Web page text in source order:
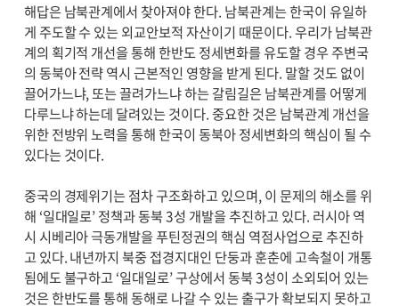
해답은 남북관계에서 찾아져야 한다. 남북관계는 한국이 유일하
게 주도할 수 있는 외교안보적 자산이기 때문이다. 우리가 남북관
계의 획기적 개선을 통해 한반도 정세변화를 유도할 경우 주변국
의 동북아 전략 역시 근본적인 영향을 받게 된다. 말할 것도 없이
끌어가느냐, 또는 끌려가느냐 하는 갈림길은 남북관계를 어떻게
다루느냐 하는데 달려있는 것이다. 중요한 것은 남북관계 개선을
위한 전방위 노력을 통해 한국이 동북아 정세변화의 핵심이 될 수
있다는 것이다.
중국의 경제위기는 점차 구조화하고 있으며, 이 문제의 해소를 위
해 ‘일대일로’ 정책과 동북 3성 개발을 추진하고 있다. 러시아 역
시 시베리아 극동개발을 푸틴정권의 핵심 역점사업으로 추진하
고 있다. 내년까지 북중 접경지대인 단둥과 훈춘에 고속철이 개통
됨에도 불구하고 ‘일대일로’ 구상에서 동북 3성이 소외되어 있는
것은 한반도를 통해 동해로 나갈 수 있는 출구가 확보되지 못하고